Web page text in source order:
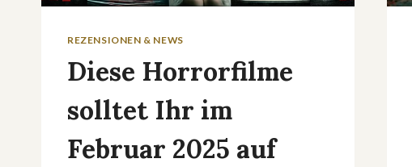
REZENSIONEN & NEWS
Diese Horrorfilme
solltet Ihr im
Februar 2025 auf